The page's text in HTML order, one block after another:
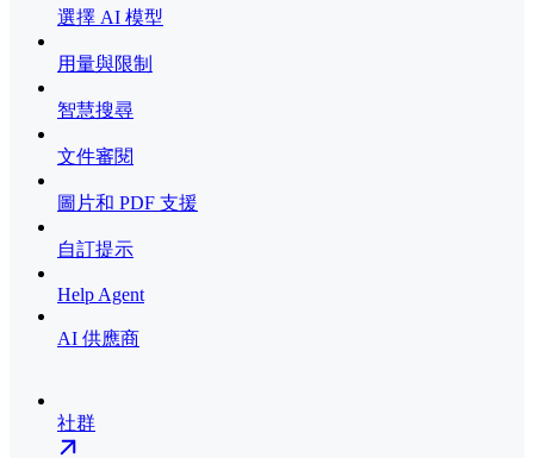
選擇 AI 模型
用量與限制
智慧搜尋
文件審閱
圖片和 PDF 支援
自訂提示
Help Agent
AI 供應商
社群